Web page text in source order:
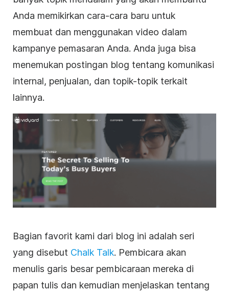
Anda memikirkan cara-cara baru untuk
membuat dan menggunakan video dalam
kampanye pemasaran Anda. Anda juga bisa
menemukan postingan blog tentang komunikasi
internal, penjualan, dan topik-topik terkait
lainnya.
Bagian favorit kami dari blog ini adalah seri
yang disebut Chalk Talk. Pembicara akan
menulis garis besar pembicaraan mereka di
papan tulis dan kemudian menjelaskan tentang